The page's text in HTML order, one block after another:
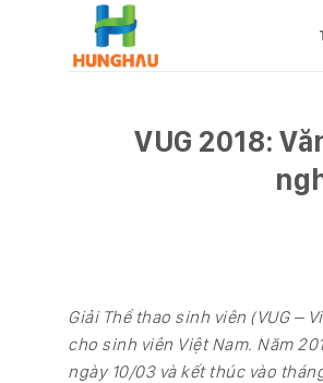
VUG 2018:
Giải Thể thao sinh viên (VUG –
cho sinh viên Việt Nam. Năm
ngày 10/03 và kết thúc vào